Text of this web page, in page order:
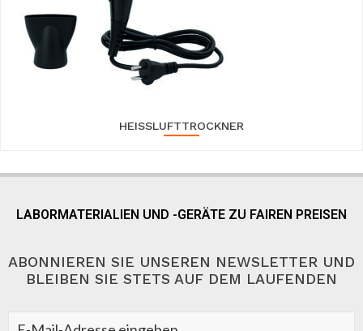
HEISSLUFTTROCKNER
LABORMATERIALIEN UND -GERÄTE ZU FAIREN PREISEN
ABONNIEREN SIE UNSEREN NEWSLETTER UND
BLEIBEN SIE STETS AUF DEM LAUFENDEN